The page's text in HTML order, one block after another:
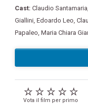
Cast: Claudio Santamaria
Giallini Edoardo Leo
Papaleo Maria Chiara
Vota il film per primo